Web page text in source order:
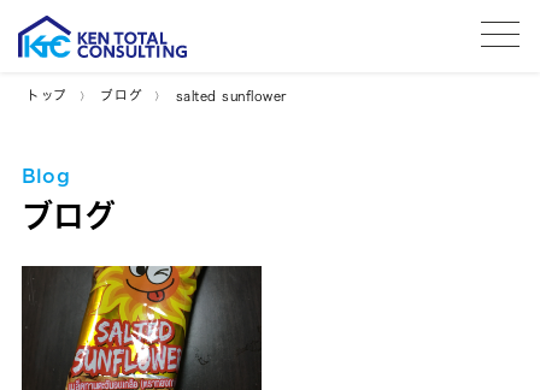
トップ ブログ salted sunflower
Blog
ブログ